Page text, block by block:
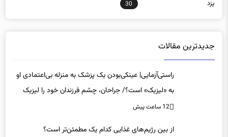
یزد 30
جدیدترین مقالات
راستی‌آزمایی| عینکی‌بودن یک پزشک به منزله بی‌اعتمادی او
به «لیزیک» است؟/ جراحان، چشم فرزندان خود را لیزیک
می‌کنند؟
12 ساعت پیش
از بین رژیم‌های غذایی کدام یک مطمئن‌تر است؟‌